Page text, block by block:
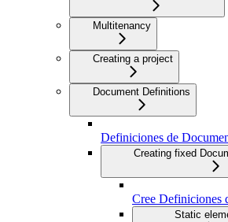
Multitenancy
Creating a project
Document Definitions
Definiciones de
Creating fixed
Cree Definiciones
Static